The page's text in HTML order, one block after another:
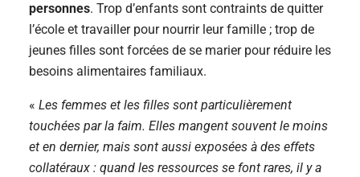
personnes. Trop d’enfants sont contraints de quitter
l’école et travailler pour nourrir leur famille ; trop de
jeunes filles sont forcées de se marier pour réduire les
besoins alimentaires familiaux.
« Les femmes et les filles sont particulièrement
touchées par la faim. Elles mangent souvent le moins
et en dernier, mais sont aussi exposées à des effets
collatéraux : quand les ressources se font rares, il y a